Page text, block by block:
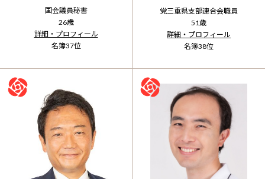
国会議員秘書
26歳
詳細・プロフィール
名簿37位
党三重県支部連合会職員
51歳
詳細・プロフィール
名簿38位